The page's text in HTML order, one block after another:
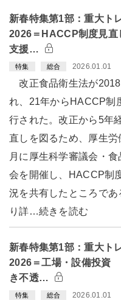
新春特集第1部：重大ト
2026＝HACCP制度見
支援…
特集 総合 2026.01.01
改正食品衛生法が2018
れ、21年からHACCP制
行された。改正から5年
直しを図るため、厚生
月に厚生科学審議会・食
会を開催し、HACCP制
況を共有したところであ
り詳…続きを読む
新春特集第1部：重大ト
2026＝工場・設備投資
き不透…
特集 総合 2026.01.01